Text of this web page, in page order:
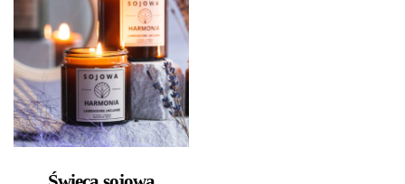
33,00 zł
139,00 zł